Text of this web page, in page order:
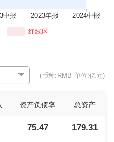
红线区
(币种:RMB 单位:亿元)
资产负债率 总资产
75.47 179.31